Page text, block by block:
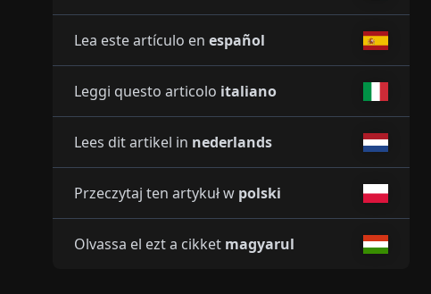
Lea este artículo en español
Leggi questo articolo italiano
Lees dit artikel in nederlands
Przeczytaj ten artykuł w polski
Olvassa el ezt a cikket magyarul